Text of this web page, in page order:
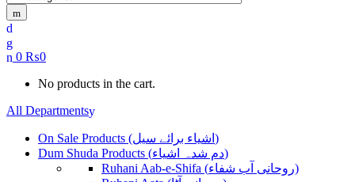
0 ₨0
No products in the cart.
All Departments
On Sale Products (اشیاء برائے سیل)
Dum Shuda Products (دم شدہ اشیاء)
Ruhani Aab-e-Shifa (روحانی آب شفاء)